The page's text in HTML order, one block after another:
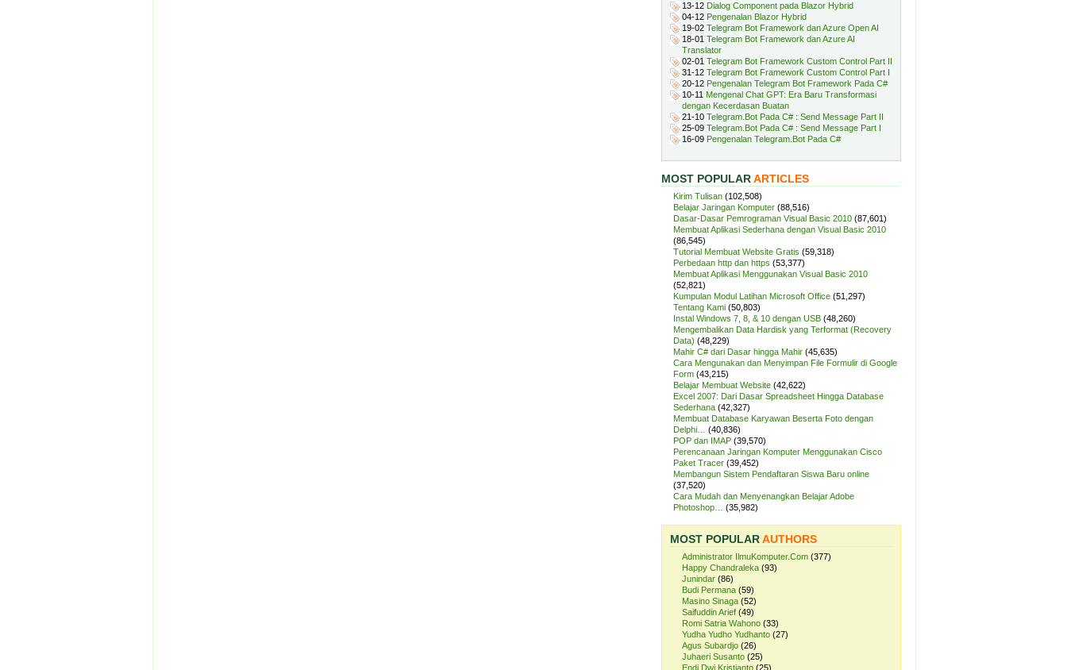
13-12 Dialog Component pada Blazor Hybrid
04-12 Pengenalan Blazor Hybrid
19-02 Telegram Bot Framework dan Azure Open AI
18-01 Telegram Bot Framework dan Azure AI
Translator
02-01 Telegram Bot Framework Custom Control Part II
31-12 Telegram Bot Framework Custom Control Part I
20-12 Pengenalan Telegram Bot Framework Pada C#
10-11 Mengenal Chat GPT: Era Baru Transformasi
dengan Kecerdasan Buatan
21-10 Telegram.Bot Pada C# : Send Message Part II
25-09 Telegram.Bot Pada C# : Send Message Part I
16-09 Pengenalan Telegram.Bot Pada C#
MOST POPULARARTICLES
Kirim Tulisan (102,508)
Belajar Jaringan Komputer (88,516)
Dasar-Dasar Pemrograman Visual Basic 2010 (87,601)
Membuat Aplikasi Sederhana dengan Visual Basic 2010
(86,545)
Tutorial Membuat Website Gratis (59,318)
Perbedaan http dan https (53,377)
Membuat Aplikasi Menggunakan Visual Basic 2010
(52,821)
Kumpulan Modul Latihan Microsoft Office (51,297)
Tentang Kami (50,803)
Instal Windows 7, 8, & 10 dengan USB (48,260)
Mengembalikan Data Hardisk yang Terformat (Recovery
Data) (48,229)
Mahir C# dari Dasar hingga Mahir (45,635)
Cara Mengunakan dan Menyimpan File Formulir di Google
Form (43,215)
Belajar Membuat Website (42,622)
Excel 2007: Dari Dasar Spreadsheet Hingga Database
Sederhana (42,327)
Membuat Database Karyawan Beserta Foto dengan
Delphi…
(40,836)
POP dan IMAP (39,570)
Perencanaan Jaringan Komputer Menggunakan Cisco
Paket Tracer (39,452)
Membangun Sistem Pendaftaran Siswa Baru online
(37,520)
Cara Mudah dan Menyenangkan Belajar Adobe
Photoshop…
(35,982)
MOST POPULARAUTHORS
Administrator IlmuKomputer.Com (377)
Happy Chandraleka (93)
Junindar (86)
Budi Permana (59)
Masino Sinaga (52)
Saifuddin Arief (49)
Romi Satria Wahono (33)
Yudha Yudho Yudhanto (27)
Agus Subardjo (26)
Juhaeri Susanto (25)
Endi Dwi Kristianto (25)